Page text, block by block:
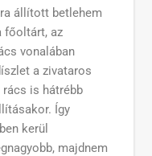
állított betlehem
főoltárt, az
vonalában
a zivataros
is hátrébb
Így
kerül
majdnem